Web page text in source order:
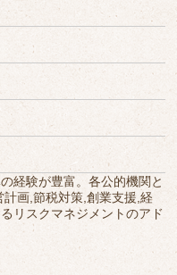
経験が豊富。各公的機関と
画,節税対策,創業支援,経
リスクマネジメントのアド